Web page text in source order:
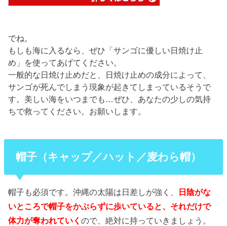
でね。
もしも海に入るなら、ぜひ「サンゴに優しい日焼け止
め」を使ってあげてください。
一般的な日焼け止めだと、日焼け止めの成分によって、
サンゴが死んでしまう現象が起きてしまっているそうで
す。美しい海をいつまでも…ぜひ、あなたの少しの気持
ちで救ってください。お願いします。
帽子（キャップ／ハット／麦わら帽）
帽子も必須です。沖縄の太陽は日差しが強く、
日陰がな
いところで帽子をかぶらずに歩いていると、それだけで
体力が奪われていくので、絶対に持っていきましょう。